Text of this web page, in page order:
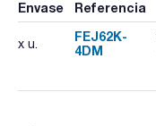
Envase Referencia
x u.
FEJ62K-
4DM